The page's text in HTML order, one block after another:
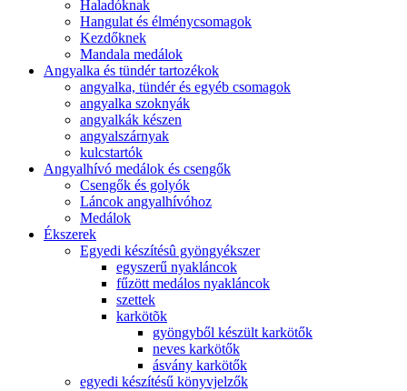
Haladóknak
Hangulat és élménycsomagok
Kezdőknek
Mandala medálok
Angyalka és tündér tartozékok
angyalka, tündér és egyéb csomagok
angyalka szoknyák
angyalkák készen
angyalszárnyak
kulcstartók
Angyalhívó medálok és csengők
Csengők és golyók
Láncok angyalhívóhoz
Medálok
Ékszerek
Egyedi készítésû gyöngyékszer
egyszerű nyakláncok
fűzött medálos nyakláncok
szettek
karkötõk
gyöngyből készült karkötők
neves karkötők
ásvány karkötők
egyedi készítésű könyvjelzők